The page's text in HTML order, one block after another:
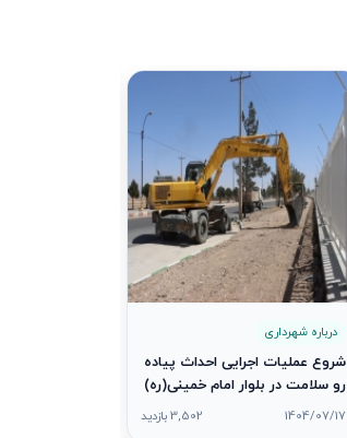
درباره شهرداری
شروع عملیات اجرایی احداث پیاده‌
رو سلامت در بلوار امام خمینی(ره)
1404/07/17 3,502 بازدید